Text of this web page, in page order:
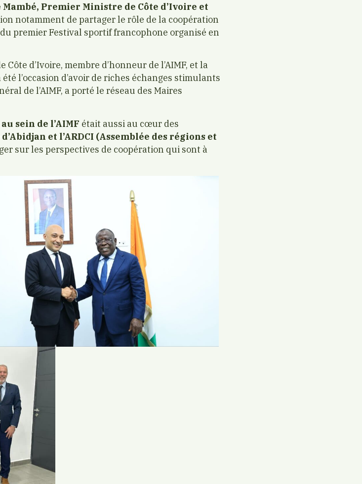
Mambé, Premier Ministre de Côte d’Ivoire et
notamment de partager le rôle de la coopération
premier Festival sportif francophone organisé en
d’Ivoire, membre d’honneur de l’AIMF, et la
l’occasion d’avoir de riches échanges stimulants
de l’AIMF, a porté le réseau des Maires
sein de l’AIMF était aussi au cœur des
et l’ARDCI (Assemblée des régions et
sur les perspectives de coopération qui sont à